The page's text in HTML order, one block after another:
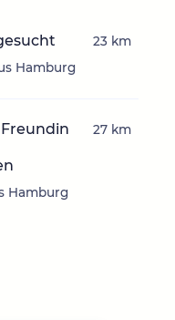
Hamburg
23 km
Hamburg
27 km